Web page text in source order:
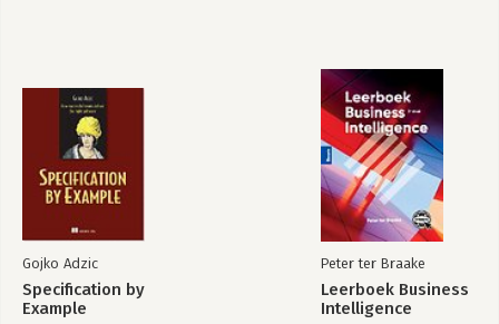
Gojko Adzic
Specification by
Example
Peter ter Braake
Leerboek Business
Intelligence